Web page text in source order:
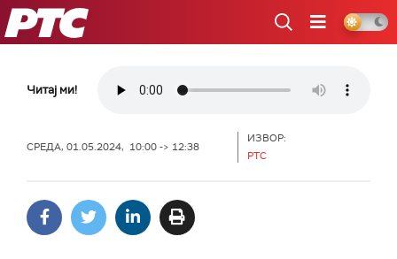
РТС
Читај ми!
СРЕДА, 01.05.2024, 10:00 -> 12:38
ИЗВОР:
РТС